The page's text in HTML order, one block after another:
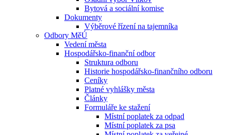
Bytová a sociální komise
Dokumenty
Výběrové řízení na tajemníka
Odbory MěÚ
Vedení města
Hospodářsko-finanční odbor
Struktura odboru
Historie hospodářsko-finančního odboru
Ceníky
Platné vyhlášky města
Články
Formuláře ke stažení
Místní poplatek za odpad
Místní poplatek za psa